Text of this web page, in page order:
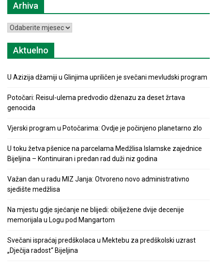
Arhiva
Arhiva
Aktuelno
U Azizija džamiji u Glinjima upriličen je svečani mevludski program
Potočari: Reisul-ulema predvodio dženazu za deset žrtava
genocida
Vjerski program u Potočarima: Ovdje je počinjeno planetarno zlo
U toku žetva pšenice na parcelama Medžlisa Islamske zajednice
Bijeljina – Kontinuiran i predan rad duži niz godina
Važan dan u radu MIZ Janja: Otvoreno novo administrativno
sjedište medžlisa
Na mjestu gdje sjećanje ne blijedi: obilježene dvije decenije
memorijala u Logu pod Mangartom
Svečani ispraćaj predškolaca u Mektebu za predškolski uzrast
„Dječija radost“ Bijeljina